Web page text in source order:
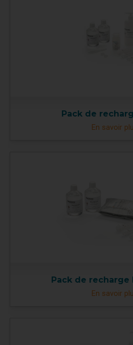
Pack de
En savoir
Pack de recharge
En savoir